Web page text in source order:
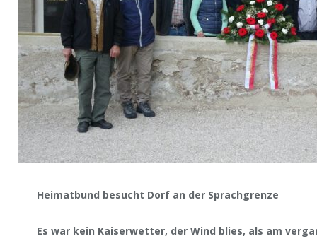
Heimatbund besucht Dorf an der Sprachgrenze
Es war kein Kaiserwetter, der Wind blies, als am